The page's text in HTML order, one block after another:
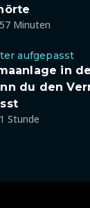
Minuten
aufgepasst
in
du den
Stunde